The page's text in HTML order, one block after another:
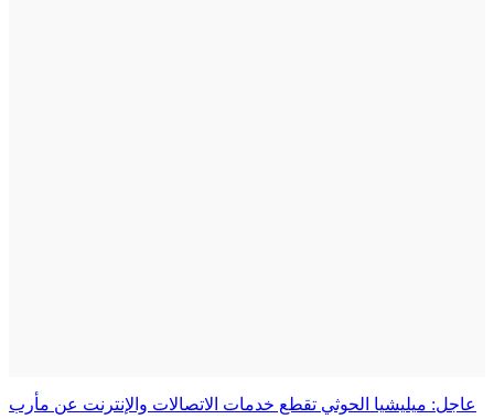
عاجل: ميليشيا الحوثي تقطع خدمات الاتصالات والإنترنت عن مأرب